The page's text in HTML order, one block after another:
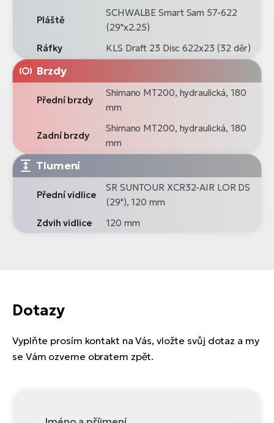
Pláště
SCHWALBE Smart Sam 57-622
(29"x2.25)
Ráfky
KLS Draft 23 Disc 622x23 (32 děr)
Brzdy
Přední brzdy
Shimano MT200, hydraulická, 180
mm
Zadní brzdy
Shimano MT200, hydraulická, 180
mm
Tlumení
Přední vidlice
SR SUNTOUR XCR32-AIR LOR DS
(29"), 120 mm
Zdvih vidlice
120 mm
Dotazy
Vyplňte prosím kontakt na Vás, vložte svůj dotaz a my
se Vám ozveme obratem zpět.